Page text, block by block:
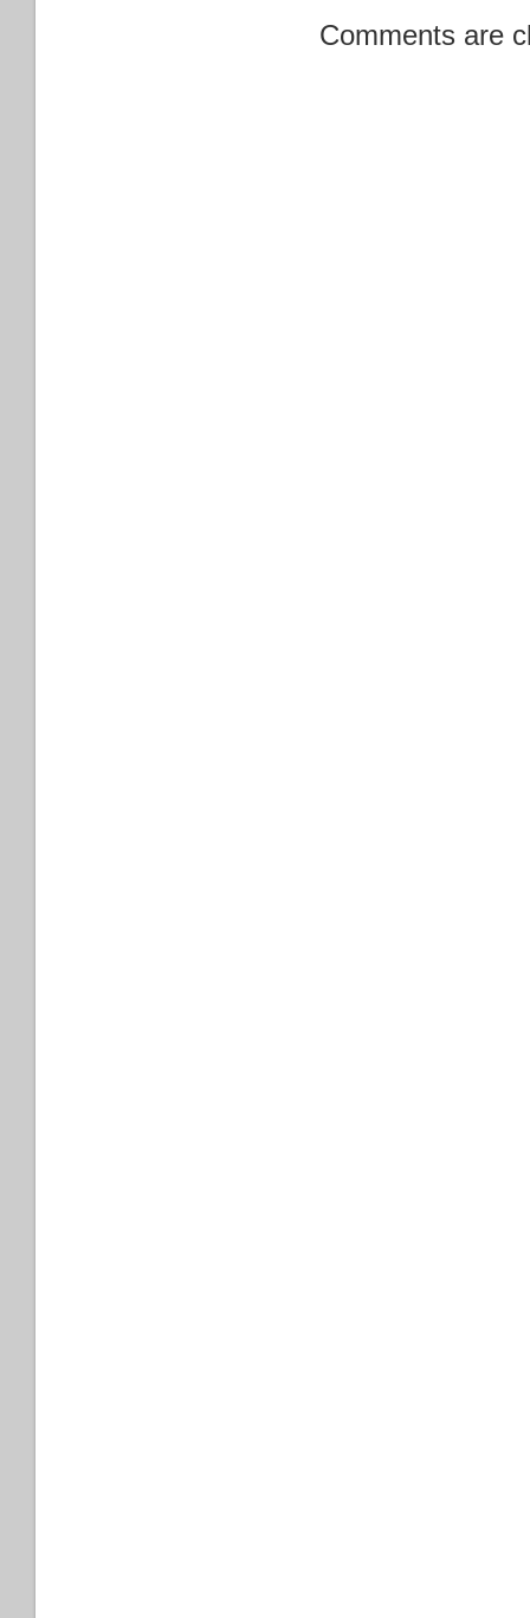
Comments are